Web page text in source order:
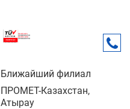
Ближайший филиал
ПРОМЕТ-Казахстан,
Атырау